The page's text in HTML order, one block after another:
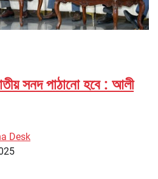
সনদ পাঠানো হবে : আলী
Desk